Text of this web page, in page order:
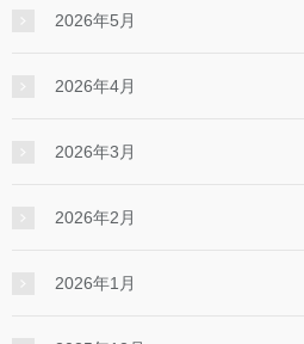
2026年5月
2026年4月
2026年3月
2026年2月
2026年1月